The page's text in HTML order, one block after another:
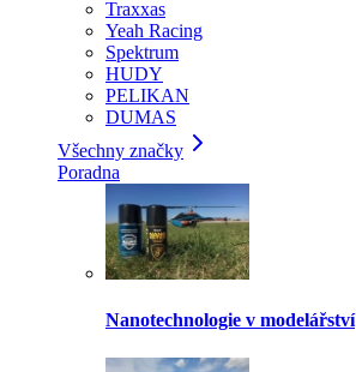
Traxxas
Yeah Racing
Spektrum
HUDY
PELIKAN
DUMAS
Všechny značky
Poradna
Nanotechnologie v modelářství